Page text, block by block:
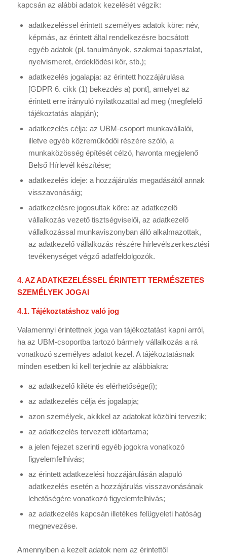
kapcsán az alábbi adatok kezelését végzik:
adatkezeléssel érintett személyes adatok köre: név,
képmás, az érintett által rendelkezésre bocsátott
egyéb adatok (pl. tanulmányok, szakmai tapasztalat,
nyelvismeret, érdeklődési kör, stb.);
adatkezelés jogalapja: az érintett hozzájárulása
[GDPR 6. cikk (1) bekezdés a) pont], amelyet az
érintett erre irányuló nyilatkozattal ad meg (megfelelő
tájékoztatás alapján);
adatkezelés célja: az UBM-csoport munkavállalói,
illetve egyéb közreműködői részére szóló, a
munkaközösség építését célzó, havonta megjelenő
Belső Hírlevél készítése;
adatkezelés ideje: a hozzájárulás megadásától annak
visszavonásáig;
adatkezelésre jogosultak köre: az adatkezelő
vállalkozás vezető tisztségviselői, az adatkezelő
vállalkozással munkaviszonyban álló alkalmazottak,
az adatkezelő vállalkozás részére hírlevélszerkesztési
tevékenységet végző adatfeldolgozók.
4. AZ ADATKEZELÉSSEL ÉRINTETT TERMÉSZETES
SZEMÉLYEK JOGAI
4.1. Tájékoztatáshoz való jog
Valamennyi érintettnek joga van tájékoztatást kapni arról,
ha az UBM-csoportba tartozó bármely vállalkozás a rá
vonatkozó személyes adatot kezel. A tájékoztatásnak
minden esetben ki kell terjednie az alábbiakra:
az adatkezelő kiléte és elérhetősége(i);
az adatkezelés célja és jogalapja;
azon személyek, akikkel az adatokat közölni tervezik;
az adatkezelés tervezett időtartama;
a jelen fejezet szerinti egyéb jogokra vonatkozó
figyelemfelhívás;
az érintett adatkezelési hozzájárulásán alapuló
adatkezelés esetén a hozzájárulás visszavonásának
lehetőségére vonatkozó figyelemfelhívás;
az adatkezelés kapcsán illetékes felügyeleti hatóság
megnevezése.
Amennyiben a kezelt adatok nem az érintettől